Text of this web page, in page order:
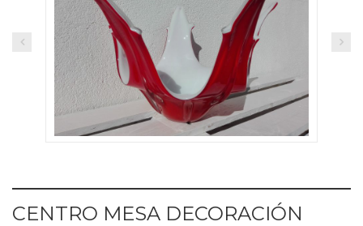
CENTRO MESA DECORACIÓN